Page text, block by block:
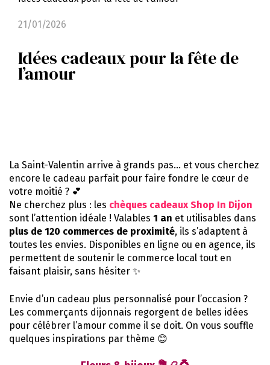
21/01/2026
Idées cadeaux pour la fête de
l’amour
La Saint-Valentin arrive à grands pas… et vous cherchez
encore le cadeau parfait pour faire fondre le cœur de
votre moitié ? 💕
Ne cherchez plus : les chèques cadeaux Shop In Dijon
sont l’attention idéale ! Valables 1 an et utilisables dans
plus de 120 commerces de proximité, ils s’adaptent à
toutes les envies. Disponibles en ligne ou en agence, ils
permettent de soutenir le commerce local tout en
faisant plaisir, sans hésiter ✨
Envie d’un cadeau plus personnalisé pour l’occasion ?
Les commerçants dijonnais regorgent de belles idées
pour célébrer l’amour comme il se doit. On vous souffle
quelques inspirations par thème 😊